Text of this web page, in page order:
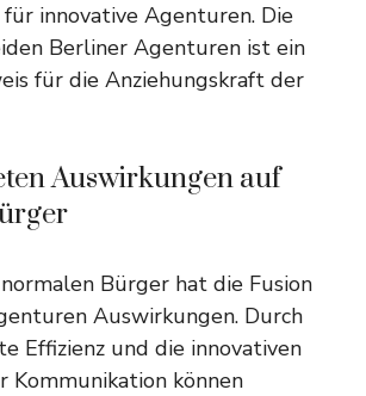
innovative Agenturen. Die
Berliner Agenturen ist ein
für die Anziehungskraft der
Auswirkungen auf
Bürger hat die Fusion
Auswirkungen. Durch
Effizienz und die innovativen
Kommunikation können